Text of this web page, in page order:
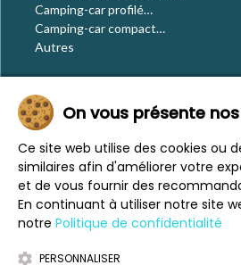
places
Camping-car profilé
occasion
Camping-car compact
occasion
Autres
Le blog
Actualités
Évènements
Nos conseils
Vos voyages
CaraMaps
Espace presse
On vous présente
Ce site web utilise des cookies ou
similaires afin d'améliorer votre
et de vous fournir des
En continuant à utiliser notre site
notre Politique de confidentialité
PERSONNALISER